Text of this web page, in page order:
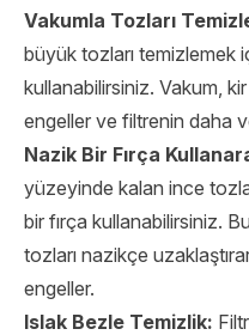
Vakumla Tozları
büyük tozları temizlemek
kullanabilirsiniz. Vakum, kir
engeller ve filtrenin daha
Nazik Bir Fırça
yüzeyinde kalan ince
bir fırça kullanabilirsiniz.
tozları nazikçe
engeller.
Islak Bezle Temizlik: